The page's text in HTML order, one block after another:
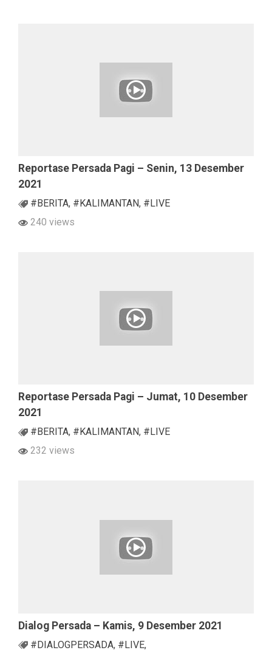
Reportase Persada Pagi – Senin, 13 Desember
2021
#BERITA, #KALIMANTAN, #LIVE
240 views
Reportase Persada Pagi – Jumat, 10 Desember
2021
#BERITA, #KALIMANTAN, #LIVE
232 views
Dialog Persada – Kamis, 9 Desember 2021
#DIALOGPERSADA, #LIVE,